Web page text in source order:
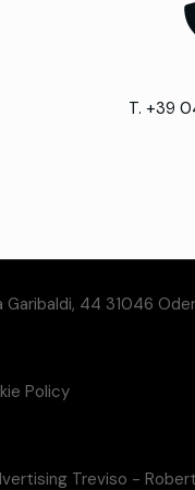
T. +39
44 31046
Policy
Treviso -